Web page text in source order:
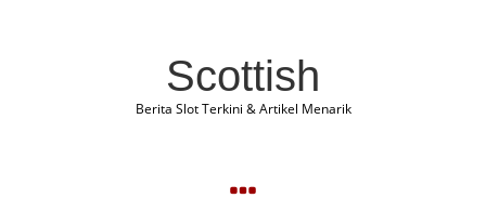
Scottish
Berita Slot Terkini & Artikel Menarik